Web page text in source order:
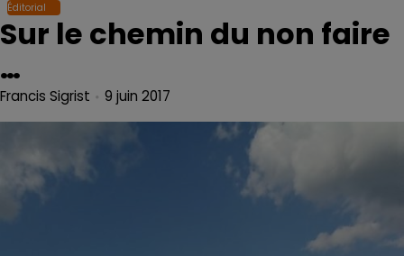
Éditorial
Sur le chemin du non faire
…
Francis Sigrist 9 juin 2017